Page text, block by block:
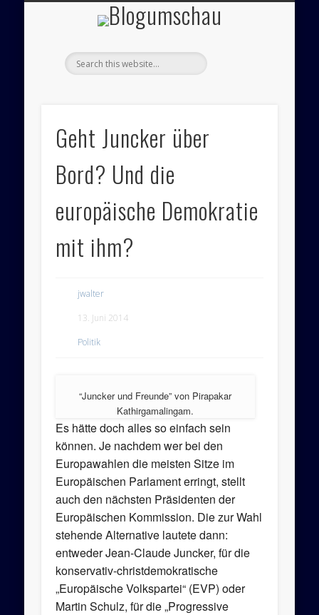
ÜBER UNS – BLOGUMSCHAU
ZEICHNUNGEN
Geht Juncker über
Bord? Und die
europäische Demokratie
mit ihm?
jwalter
13. Juni 2014
Politik
“Juncker und Freunde” von Pirapakar
Kathirgamalingam.
Es hätte doch alles so einfach sein
können. Je nachdem wer bei den
Europawahlen die meisten Sitze im
Europäischen Parlament erringt, stellt
auch den nächsten Präsidenten der
Europäischen Kommission. Die zur Wahl
stehende Alternative lautete dann:
entweder Jean-Claude Juncker, für die
konservativ-christdemokratische
„Europäische Volkspartei“ (EVP) oder
Martin Schulz, für die „Progressive